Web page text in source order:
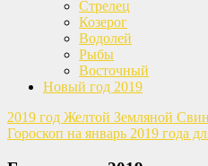
Стрелец
Козерог
Водолей
Рыбы
Восточный
Новый год 2019
2019 год Желтой Земляной
Гороскоп на январь 2019 года